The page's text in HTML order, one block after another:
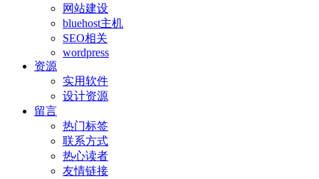
网站建设
bluehost主机
SEO相关
wordpress
资源
实用软件
设计资源
留言
热门标签
联系方式
热心读者
友情链接